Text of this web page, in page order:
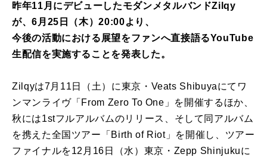
昨年11月にデビューしたモダンメタルバンドZilqy
が、6月25日（木）20:00より、
今後の活動における展望をファンへ直接語るYouTube
生配信を実施することを発表した。
Zilqyは7月11日（土）に東京・Veats Shibuyaにてワ
ンマンライヴ「From Zero To One」を開催するほか、
秋には1stフルアルバムのリリース、そして同アルバム
を携えた全国ツアー「Birth of Riot」を開催し、ツアー
ファイナルを12月16日（水）東京・Zepp Shinjukuに